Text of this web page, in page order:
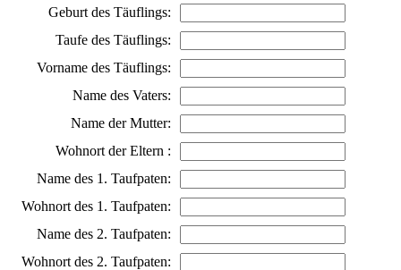
Geburt des Täuflings:
Taufe des Täuflings:
Vorname des Täuflings:
Name des Vaters:
Name der Mutter:
Wohnort der Eltern :
Name des 1. Taufpaten:
Wohnort des 1. Taufpaten:
Name des 2. Taufpaten:
Wohnort des 2. Taufpaten: